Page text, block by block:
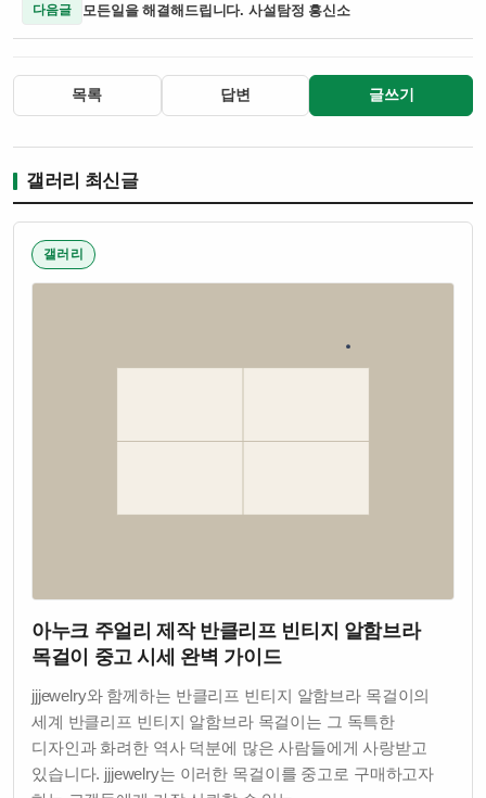
다음글 모든일을 해결해드립니다. 사설탐정 흥신소
목록 답변 글쓰기
갤러리 최신글
갤러리
아누크 주얼리 제작 반클리프 빈티지 알함브라
목걸이 중고 시세 완벽 가이드
jjjewelry와 함께하는 반클리프 빈티지 알함브라 목걸이의
세계 반클리프 빈티지 알함브라 목걸이는 그 독특한
디자인과 화려한 역사 덕분에 많은 사람들에게 사랑받고
있습니다. jjjewelry는 이러한 목걸이를 중고로 구매하고자